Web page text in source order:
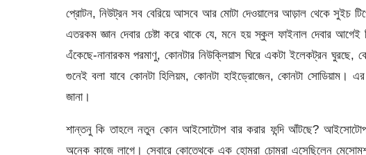
প্রোটন, নিউট্রন সব বেরিয়ে আসবে আর মোটা দেওয়ালের আড়াল থেকে সুইচ
এতরকম জ্ঞান দেবার চেষ্টা করে থাকে যে, মনে হয় স্কুল ফাইনাল দেবার
এঁকেছে-নানারকম পরমাণু, কোনটার নিউক্লিয়াস ঘিরে একটা ইলেকট্রন
গুনেই বলা যাবে কোনটা হিলিয়ম, কোনটা হাইড্রোজেন, কোনটা
জানা।
শান্তনু কি তাহলে নতুন কোন আইসোটোপ বার করার ফন্দি আঁটছে?
অনেক কাজে লাগে। সেবারে কোত্থেকে এক হোমরা চোমরা এসেছিলেন